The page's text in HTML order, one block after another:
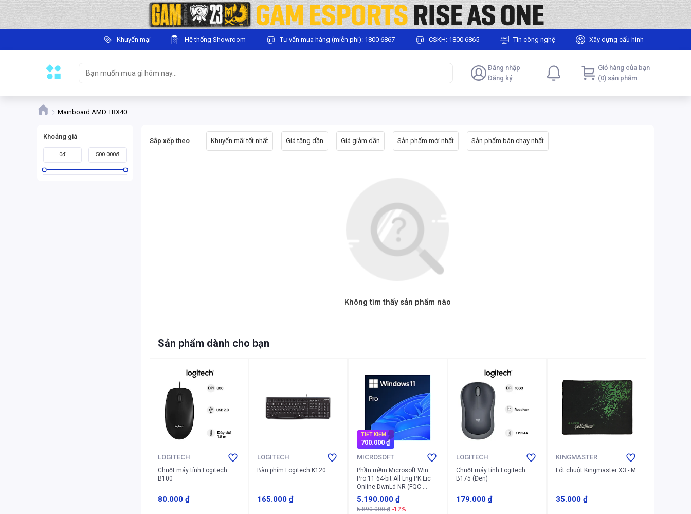
Khuyến mại Hệ thống Showroom Tư vấn mua hàng (miễn phí): 1800 6867 CSKH: 1800 6865 Tin công nghệ Xây dựng cấu hình
Đăng nhập
Đăng ký
Giỏ hàng của bạn
(0) sản phẩm
Mainboard AMD TRX40
Khoảng giá
0đ 500.000đ
Sắp xếp theo Khuyến mãi tốt nhất Giá tăng dần Giá giảm dần Sản phẩm mới nhất Sản phẩm bán chạy nhất
Không tìm thấy sản phẩm nào
Sản phẩm dành cho bạn
LOGITECH
Chuột máy tính Logitech
B100
80.000 ₫
LOGITECH
Bàn phím Logitech K120
165.000 ₫
TIẾT KIỆM
700.000 ₫
MICROSOFT
Phần mềm Microsoft Win
Pro 11 64-bit All Lng PK Lic
Online DwnLd NR (FQC-
10572)
5.190.000 ₫
5.890.000 ₫ -12%
LOGITECH
Chuột máy tính Logitech
B175 (Đen)
179.000 ₫
KINGMASTER
Lót chuột Kingmaster X3 - M
35.000 ₫